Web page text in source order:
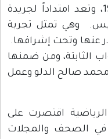
التحرير الفلسطينية منذ عام 1964، وتعد امتداداً لجريدة
وهي تمثل تجربة
عنها وتحت إشرافها.
الثابتة، ومن ضمنها
محمد صالح الدلو وعمل
اقتصرت على
الصحف والمجلات